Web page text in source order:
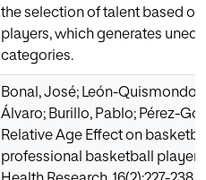
the selection of talent based
players, which generates
categories.
Bonal, José; León-Quismondo,
Álvaro; Burillo, Pablo; Pérez-
Relative Age Effect on
professional basketball